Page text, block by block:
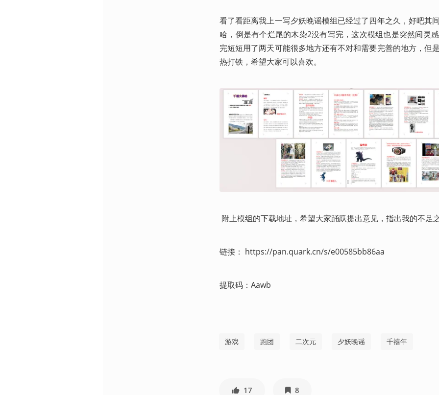
看了看距离我上一写夕妖晚谣模组已经过了四年之久，好吧其
哈，倒是有个烂尾的木染2没有写完，这次模组也是突然间灵
完短短用了两天可能很多地方还有不对和需要完善的地方，但
热打铁，希望大家可以喜欢。
附上模组的下载地址，希望大家踊跃提出意见，指出我的不足
链接： https://pan.quark.cn/s/e00585bb86aa
提取码：Aawb
游戏 跑团 二次元 夕妖晚谣 千禧年
17 8